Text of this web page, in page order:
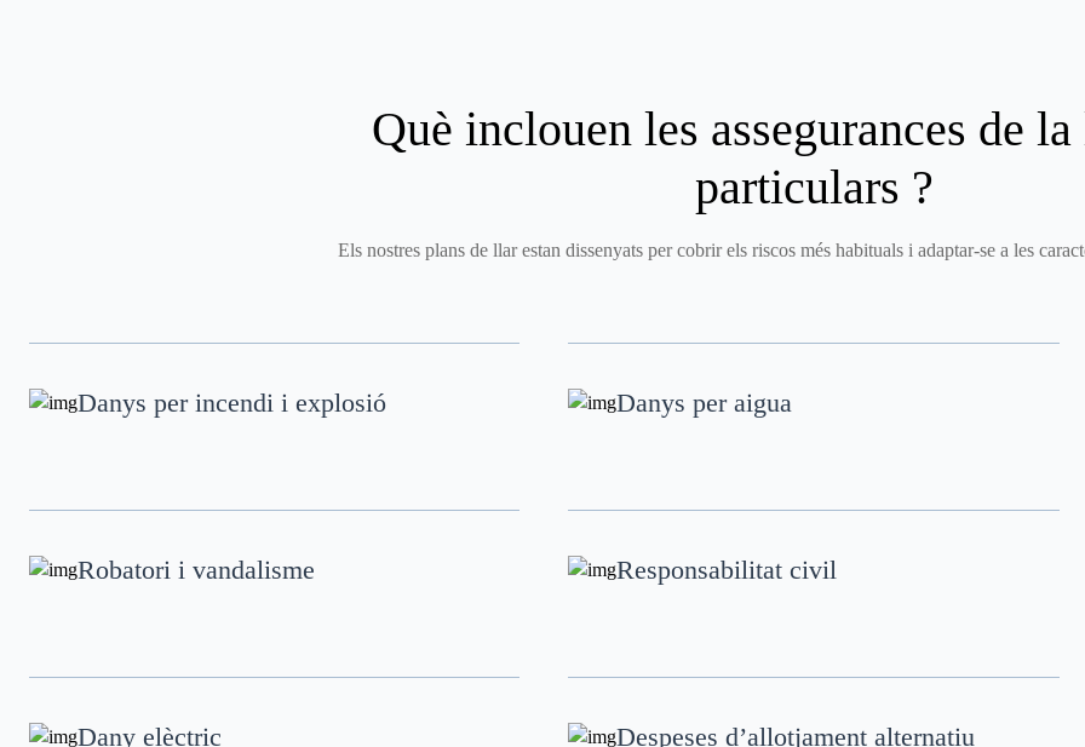
Què inclouen les assegurances de
particulars ?
Els nostres plans de llar estan dissenyats per cobrir els riscos més habituals i adaptar-se a les
Danys per incendi i explosió Danys per aigua
Robatori i vandalisme Responsabilitat civil
Dany elèctric Despeses d’allotjament alternatiu